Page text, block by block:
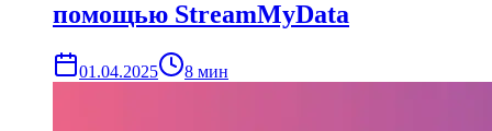
помощью StreamMyData
01.04.2025 8 мин